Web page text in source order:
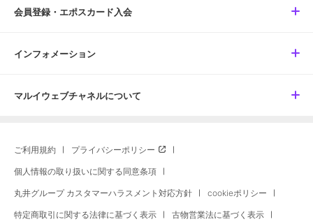
会員登録・エポスカード入会
インフォメーション
マルイウェブチャネルについて
ご利用規約 プライバシーポリシー
個人情報の取り扱いに関する同意条項
丸井グループ カスタマーハラスメント対応方針 cookieポリシー
特定商取引に関する法律に基づく表示 古物営業法に基づく表示